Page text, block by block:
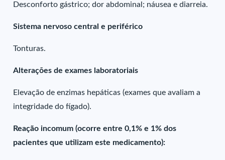
Desconforto gástrico; dor abdominal; náusea e diarreia.
Sistema nervoso central e periférico
Tonturas.
Alterações de exames laboratoriais
Elevação de enzimas hepáticas (exames que avaliam a
integridade do fígado).
Reação incomum (ocorre entre 0,1% e 1% dos
pacientes que utilizam este medicamento):